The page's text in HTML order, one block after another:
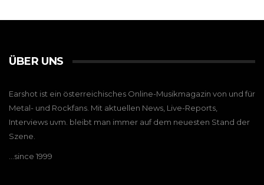
ÜBER UNS
Earshot ist ein österreichisches Online-Musikmagazin von und für
Metal- und Rockfans. Mit aktuellen News, Live-Reports,
Interviews uvm. bleibt man immer auf dem neuesten Stand der
Szene.
…since 1999